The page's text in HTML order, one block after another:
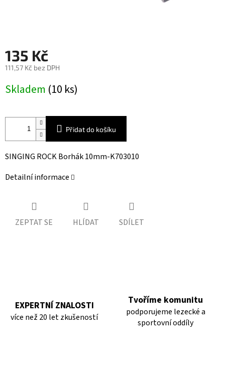
135 Kč
111,57 Kč bez DPH
cena:
Skladem (10 ks)
Přidat do košíku
SINGING ROCK Borhák 10mm-K703010
Detailní informace
ZEPTAT SE HLÍDAT SDÍLET
EXPERTNÍ ZNALOSTI
více než 20 let zkušeností
Tvoříme komunitu
podporujeme lezecké a
sportovní oddíly